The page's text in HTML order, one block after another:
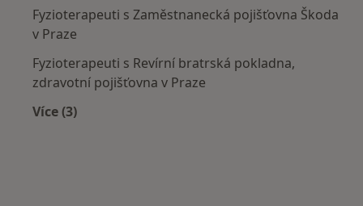
Fyzioterapeuti s Zaměstnanecká pojišťovna Škoda
v Praze
Fyzioterapeuti s Revírní bratrská pokladna,
zdravotní pojišťovna v Praze
Více (3)